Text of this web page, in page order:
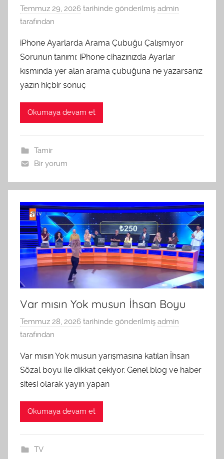
Temmuz 29, 2026 tarihinde gönderilmiş admin
tarafından
iPhone Ayarlarda Arama Çubuğu Çalışmıyor
Sorunun tanımı: iPhone cihazınızda Ayarlar
kısmında yer alan arama çubuğuna ne yazarsanız
yazın hiçbir sonuç
Okumaya devam et
Tamir
Bir yorum
Var mısın Yok musun İhsan Boyu
Temmuz 28, 2026 tarihinde gönderilmiş admin
tarafından
Var mısın Yok musun yarışmasına katılan İhsan
Sözal boyu ile dikkat çekiyor. Genel blog ve haber
sitesi olarak yayın yapan
Okumaya devam et
TV